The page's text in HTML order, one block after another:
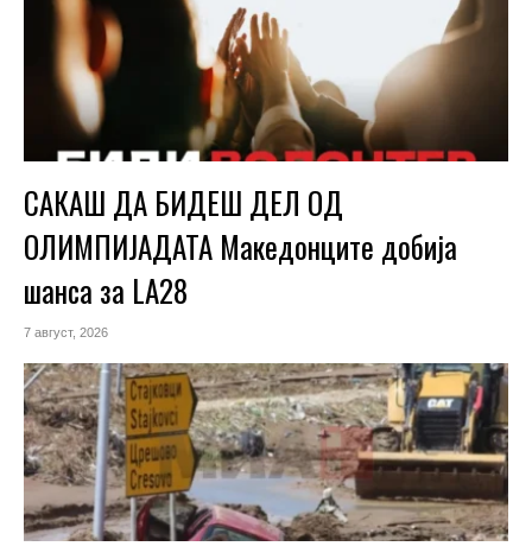
САКАШ ДА БИДЕШ ДЕЛ ОД
ОЛИМПИЈАДАТА Македонците добија
шанса за LA28
7 август, 2026